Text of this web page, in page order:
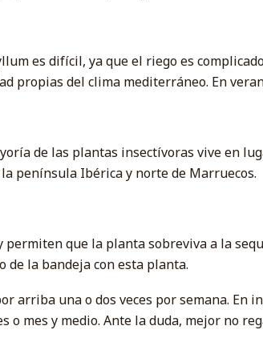
es difícil, ya que el riego es
propias del clima mediterráneo. En
de las plantas insectívoras vive en
península Ibérica y norte de Marruecos.
permiten que la planta sobreviva a la
de la bandeja con esta planta.
arriba una o dos veces por semana.
o mes y medio. Ante la duda, mejor no